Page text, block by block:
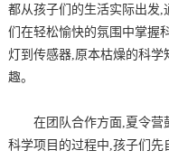
都从孩子们的生活实际出发
们在轻松愉快的氛围中掌握
灯到传感器,原本枯燥的科
趣。
在团队合作方面,夏令营
科学项目的过程中,孩子们先